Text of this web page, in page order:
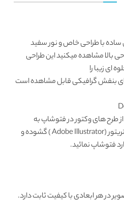
ساده با طراحی خاص و نور سفید
بالا مشاهده میکنید این طراحی
ای زیبا را
بنفش گرافیکی قابل مشاهده است
طرح های وکتور در فتوشاپ به
مشکل برخوردید , آن را در ایلواستریتور (Adobe Illustrator ) گشوده و
فتوشاپ نمائید.
در هر ابعادی با کیفیت ثابت دارد.